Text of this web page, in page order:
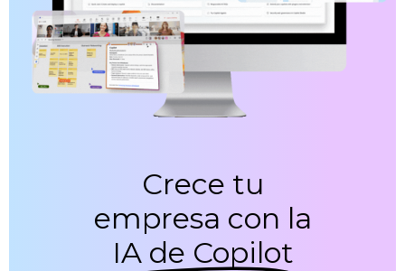
Crece tu
empresa con la
IA de Copilot